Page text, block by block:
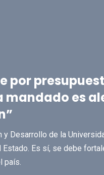
por
mandado es
Desarrollo de la
Es sí, se debe
país.